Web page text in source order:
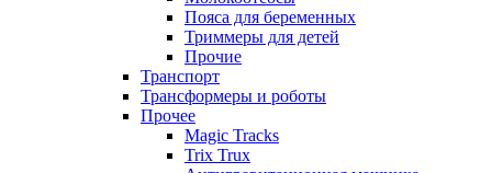
Пояса для беременных
Триммеры для детей
Прочие
Транспорт
Трансформеры и роботы
Прочее
Magic Tracks
Trix Trux